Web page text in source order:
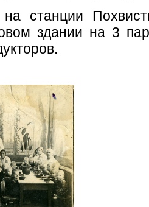
станции
здании на 3